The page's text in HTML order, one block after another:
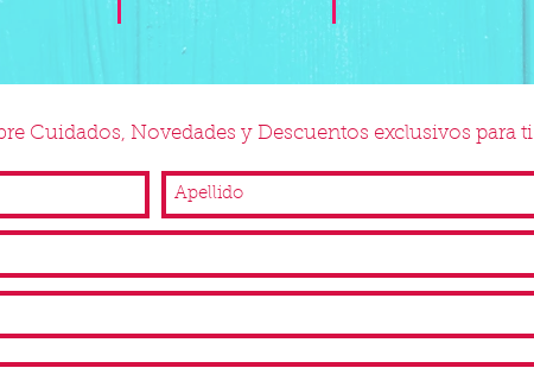
Cuidados, Novedades y Descuentos exclusivos para ti